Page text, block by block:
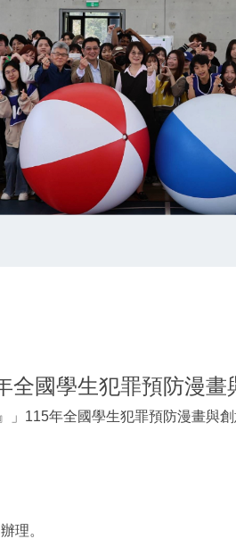
全國學生犯罪預防漫
」115年全國學生犯罪預防漫畫與
理。